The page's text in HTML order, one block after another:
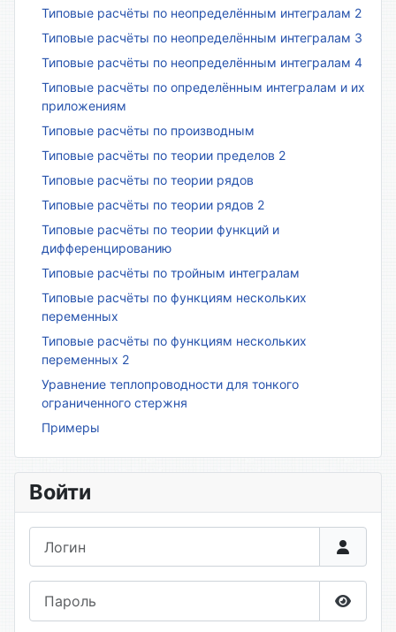
Типовые расчёты по неопределённым интегралам 2
Типовые расчёты по неопределённым интегралам 3
Типовые расчёты по неопределённым интегралам 4
Типовые расчёты по определённым интегралам и их
приложениям
Типовые расчёты по производным
Типовые расчёты по теории пределов 2
Типовые расчёты по теории рядов
Типовые расчёты по теории рядов 2
Типовые расчёты по теории функций и
дифференцированию
Типовые расчёты по тройным интегралам
Типовые расчёты по функциям нескольких
переменных
Типовые расчёты по функциям нескольких
переменных 2
Уравнение теплопроводности для тонкого
ограниченного стержня
Примеры
Войти